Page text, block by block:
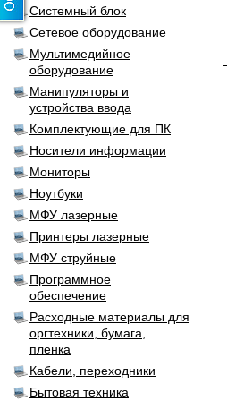
Системный блок
Сетевое оборудование
Мультимедийное
оборудование
Манипуляторы и
устройства ввода
Комплектующие для ПК
Носители информации
Мониторы
Ноутбуки
МФУ лазерные
Принтеры лазерные
МФУ струйные
Программное
обеспечение
Расходные материалы для
оргтехники, бумага,
пленка
Кабели, переходники
Бытовая техника